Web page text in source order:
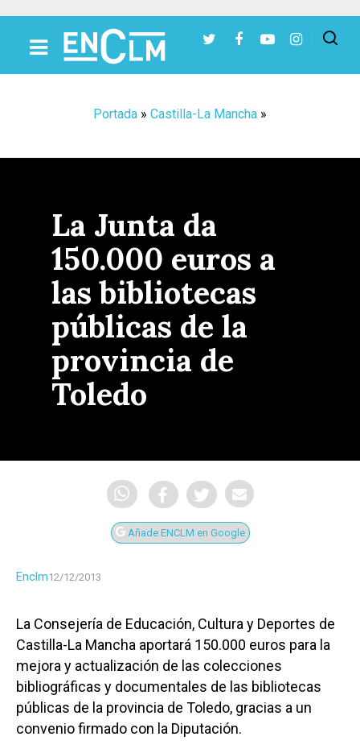
Portada » Castilla-La Mancha »
La Junta da
150.000 euros a
las bibliotecas
públicas de la
provincia de
Toledo
Añade ENCLM en Google
Enclm12/12/2013
La Consejería de Educación, Cultura y Deportes de
Castilla-La Mancha aportará 150.000 euros para la
mejora y actualización de las colecciones
bibliográficas y documentales de las bibliotecas
públicas de la provincia de Toledo, gracias a un
convenio firmado con la Diputación.